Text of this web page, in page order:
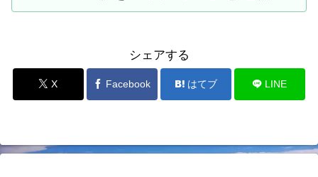
シェアする
X Facebook はてブ LINE